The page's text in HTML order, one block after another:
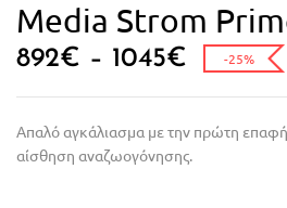
Media Strom
892€ – 1045€ -25%
Απαλό αγκάλιασμα με την πρώτη
αίσθηση αναζωογόνησης.